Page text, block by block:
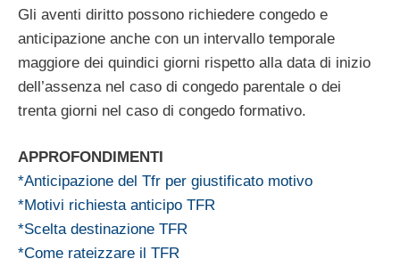
Gli aventi diritto possono richiedere congedo e
anticipazione anche con un intervallo temporale
maggiore dei quindici giorni rispetto alla data di inizio
dell’assenza nel caso di congedo parentale o dei
trenta giorni nel caso di congedo formativo.
APPROFONDIMENTI
*Anticipazione del Tfr per giustificato motivo
*Motivi richiesta anticipo TFR
*Scelta destinazione TFR
*Come rateizzare il TFR